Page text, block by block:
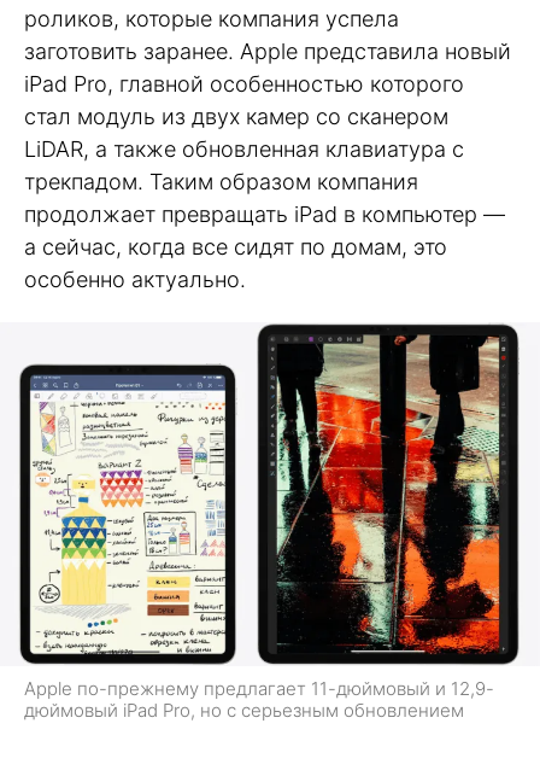
роликов, которые компания успела
заготовить заранее. Apple представила новый
iPad Pro, главной особенностью которого
стал модуль из двух камер со сканером
LiDAR, а также обновленная клавиатура с
трекпадом. Таким образом компания
продолжает превращать iPad в компьютер —
а сейчас, когда все сидят по домам, это
особенно актуально.
Apple по-прежнему предлагает 11-дюймовый и 12,9-
дюймовый iPad Pro, но с серьезным обновлением